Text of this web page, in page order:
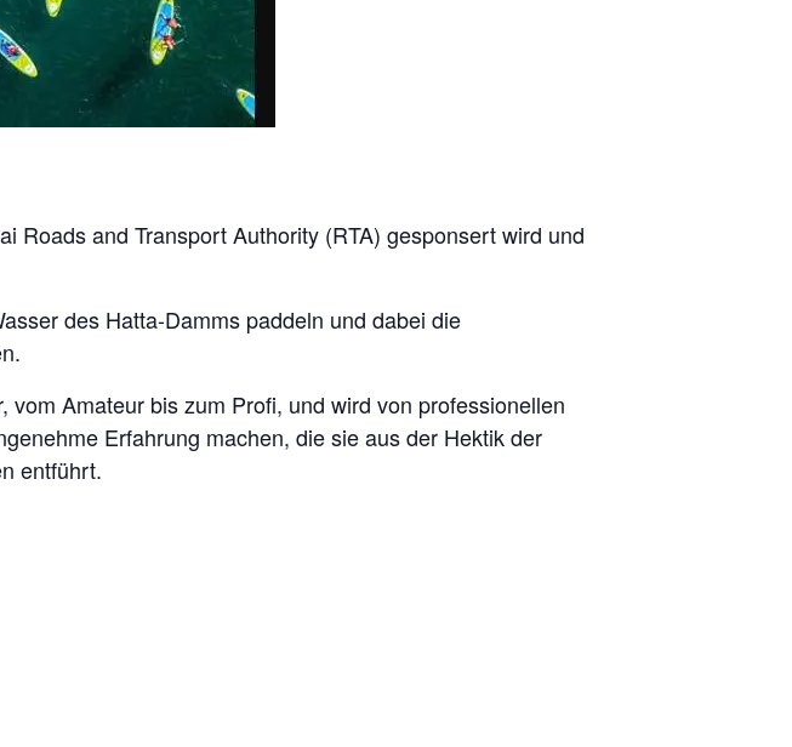
Roads and Transport Authority (RTA) gesponsert wird und
des Hatta-Damms paddeln und dabei die
Amateur bis zum Profi, und wird von professionellen
Erfahrung machen, die sie aus der Hektik der
entführt.